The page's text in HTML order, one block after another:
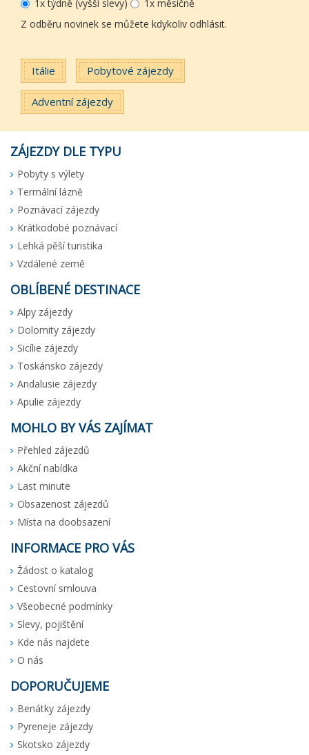
1x týdně (vyšší slevy)
1x měsíčně
Z odběru novinek se můžete kdykoliv odhlásit.
Itálie Pobytové zájezdy
Adventní zájezdy
ZÁJEZDY DLE TYPU
Pobyty s výlety
Termální lázně
Poznávací zájezdy
Krátkodobé poznávací
Lehká pěší turistika
Vzdálené země
OBLÍBENÉ DESTINACE
Alpy zájezdy
Dolomity zájezdy
Sicílie zájezdy
Toskánsko zájezdy
Andalusie zájezdy
Apulie zájezdy
MOHLO BY VÁS ZAJÍMAT
Přehled zájezdů
Akční nabídka
Last minute
Obsazenost zájezdů
Místa na doobsazení
INFORMACE PRO VÁS
Žádost o katalog
Cestovní smlouva
Všeobecné podmínky
Slevy, pojištění
Kde nás najdete
O nás
DOPORUČUJEME
Benátky zájezdy
Pyreneje zájezdy
Skotsko zájezdy